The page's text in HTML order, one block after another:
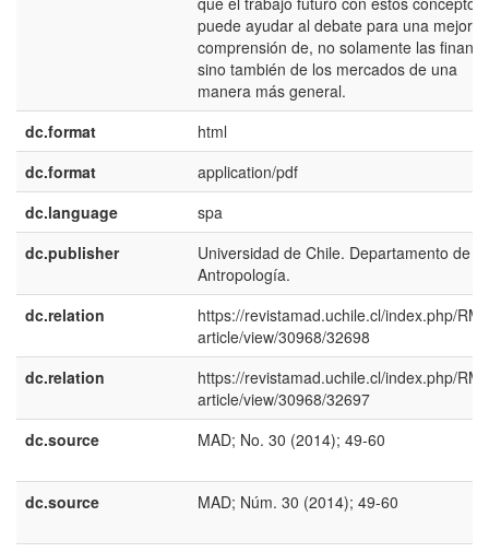
puede ayudar al debate para una mejor
comprensión de, no solamente las
sino también de los mercados de una
manera más general.
dc.format
html
dc.format
application/pdf
dc.language
spa
dc.publisher
Universidad de Chile. Departamento de
Antropología.
dc.relation
https://revistamad.uchile.cl/index.php/
article/view/30968/32698
dc.relation
https://revistamad.uchile.cl/index.php/
article/view/30968/32697
dc.source
MAD; No. 30 (2014); 49-60
dc.source MAD; Núm. 30 (2014); 49-60